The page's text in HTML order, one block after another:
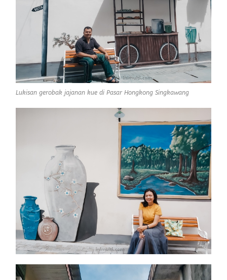
Lukisan gerobak jajanan kue di Pasar Hongkong Singkawang